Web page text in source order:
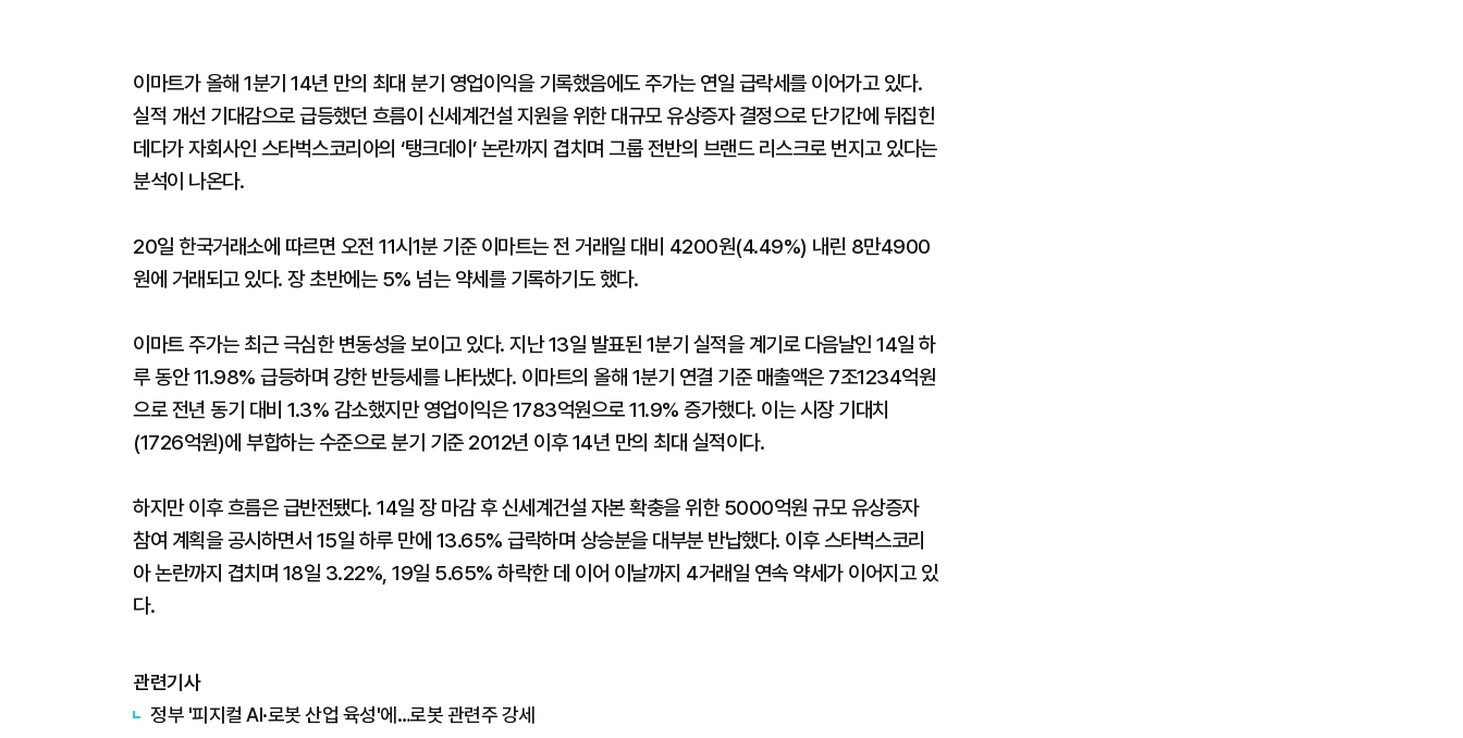
이마트가 올해 1분기 14년 만의 최대 분기 영업이익을 기록했음에도 주가는 연일 급락세를 이어가고 있다.
실적 개선 기대감으로 급등했던 흐름이 신세계건설 지원을 위한 대규모 유상증자 결정으로 단기간에 뒤집힌
데다가 자회사인 스타벅스코리아의 ‘탱크데이’ 논란까지 겹치며 그룹 전반의 브랜드 리스크로 번지고 있다는
분석이 나온다.
20일 한국거래소에 따르면 오전 11시1분 기준 이마트는 전 거래일 대비 4200원(4.49%) 내린 8만4900
원에 거래되고 있다. 장 초반에는 5% 넘는 약세를 기록하기도 했다.
이마트 주가는 최근 극심한 변동성을 보이고 있다. 지난 13일 발표된 1분기 실적을 계기로 다음날인 14일 하
루 동안 11.98% 급등하며 강한 반등세를 나타냈다. 이마트의 올해 1분기 연결 기준 매출액은 7조1234억원
으로 전년 동기 대비 1.3% 감소했지만 영업이익은 1783억원으로 11.9% 증가했다. 이는 시장 기대치
(1726억원)에 부합하는 수준으로 분기 기준 2012년 이후 14년 만의 최대 실적이다.
하지만 이후 흐름은 급반전됐다. 14일 장 마감 후 신세계건설 자본 확충을 위한 5000억원 규모 유상증자
참여 계획을 공시하면서 15일 하루 만에 13.65% 급락하며 상승분을 대부분 반납했다. 이후 스타벅스코리
아 논란까지 겹치며 18일 3.22%, 19일 5.65% 하락한 데 이어 이날까지 4거래일 연속 약세가 이어지고 있
다.
관련기사
정부 '피지컬 AI·로봇 산업 육성'에…로봇 관련주 강세